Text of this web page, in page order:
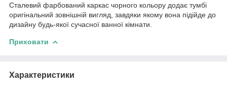
Сталевий фарбований каркас чорного кольору додає тумбі
оригінальний зовнішній вигляд, завдяки якому вона підійде до
дизайну будь-якої сучасної ванної кімнати.
Приховати
Характеристики